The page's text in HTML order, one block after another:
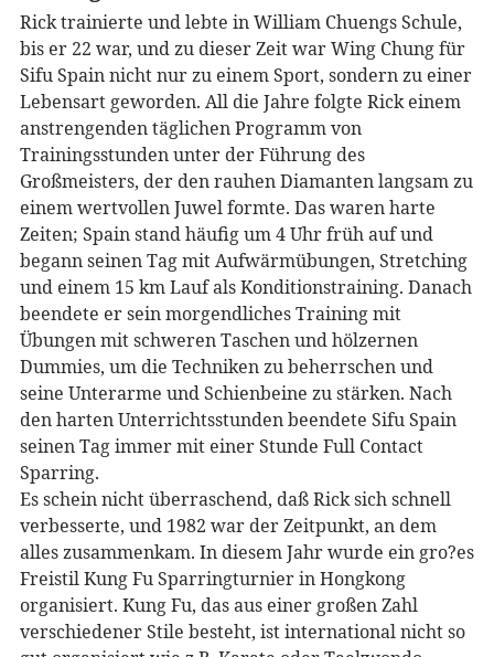
Rick trainierte und lebte in William Chuengs Schule,
bis er 22 war, und zu dieser Zeit war Wing Chung für
Sifu Spain nicht nur zu einem Sport, sondern zu einer
Lebensart geworden. All die Jahre folgte Rick einem
anstrengenden täglichen Programm von
Trainingsstunden unter der Führung des
Großmeisters, der den rauhen Diamanten langsam zu
einem wertvollen Juwel formte. Das waren harte
Zeiten; Spain stand häufig um 4 Uhr früh auf und
begann seinen Tag mit Aufwärmübungen, Stretching
und einem 15 km Lauf als Konditionstraining. Danach
beendete er sein morgendliches Training mit
Übungen mit schweren Taschen und hölzernen
Dummies, um die Techniken zu beherrschen und
seine Unterarme und Schienbeine zu stärken. Nach
den harten Unterrichtsstunden beendete Sifu Spain
seinen Tag immer mit einer Stunde Full Contact
Sparring.
Es schein nicht überraschend, daß Rick sich schnell
verbesserte, und 1982 war der Zeitpunkt, an dem
alles zusammenkam. In diesem Jahr wurde ein gro?es
Freistil Kung Fu Sparringturnier in Hongkong
organisiert. Kung Fu, das aus einer großen Zahl
verschiedener Stile besteht, ist international nicht so